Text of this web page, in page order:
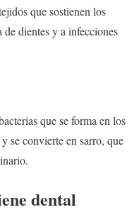
que sostienen los
dientes y a infecciones
que se forma en los
se convierte en sarro, que
dental